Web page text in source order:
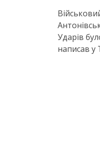
Ударів
написав у